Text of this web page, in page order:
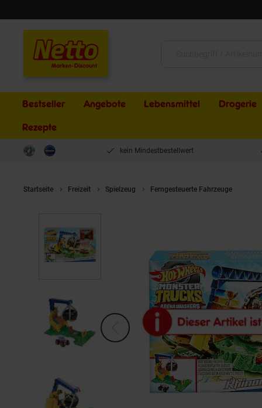
Bestseller Angebote Lebensmittel Drogerie
Rezepte
kein Mindestbestellwert
Startseite Freizeit Spielzeug Ferngesteuerte Fahrzeuge